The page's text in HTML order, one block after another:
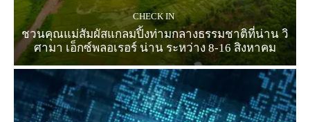
CHECK IN
ชวนคุณแม่สัมผัสแกลมปิ้งท่ามกลางธรรมชาติที่น่าน วิ
ศามา เอ็กซ์พลอเรอร์ น่าน ระหว่าง 8-16 สิงหาคม